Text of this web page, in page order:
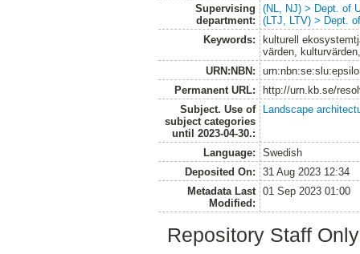
Supervising
department:
(NL, NJ) > Dept. of
(LTJ, LTV) > Dept.
Keywords:
kulturell
värden,
URN:NBN:
Permanent URL:
http://urn.kb.se/
Subject. Use of
subject categories
until 2023-04-30.:
Landscape
Language:
Swedish
Deposited On:
31 Aug 2023 12:34
Metadata Last
Modified:
01 Sep 2023 01:00
Repository Staff